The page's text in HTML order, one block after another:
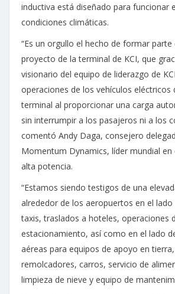
inductiva está diseñado para funcionar
condiciones climáticas.
“Es un orgullo el hecho de formar parte
proyecto de la terminal de KCI, que
visionario del equipo de liderazgo de
operaciones de los vehículos eléctricos
terminal al proporcionar una carga
sin interrumpir a los pasajeros ni a los
comentó Andy Daga, consejero
Momentum Dynamics, líder mundial en
alta potencia.
“Estamos siendo testigos de una
alrededor de los aeropuertos en el
taxis, traslados a hoteles, operaciones
estacionamiento, así como en el lado
aéreas para equipos de apoyo en
remolcadores, carros, servicio de
limpieza de nieve y equipo de